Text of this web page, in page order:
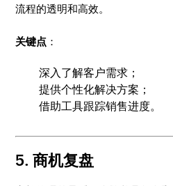
流程的透明和高效。
关键点 ：
深入了解客户需求；
提供个性化解决方案；
借助工具跟踪销售进度。
5. 商机复盘